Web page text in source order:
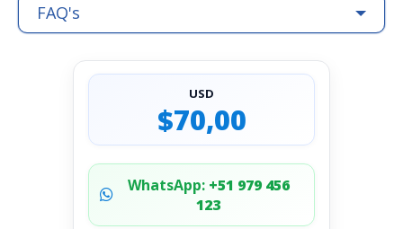
FAQ's
USD
$70,00
WhatsApp:+51 979 456
123